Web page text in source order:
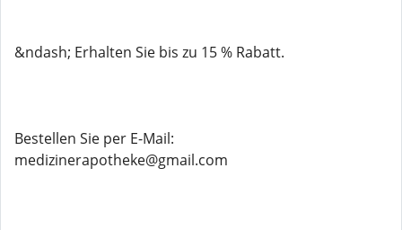
&ndash; Erhalten Sie bis zu 15 % Rabatt.
Bestellen Sie per E-Mail:
medizinerapotheke@gmail.com